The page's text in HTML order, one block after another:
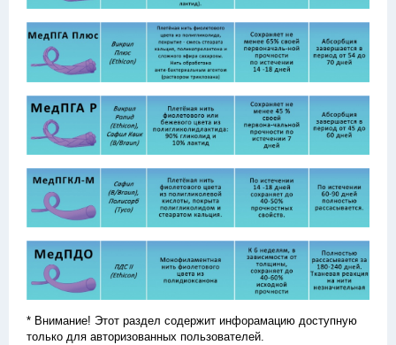
* Внимание! Этот раздел содержит инфорамацию доступную
только для авторизованных пользователей.